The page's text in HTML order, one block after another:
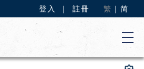
登入 註冊 繁 简